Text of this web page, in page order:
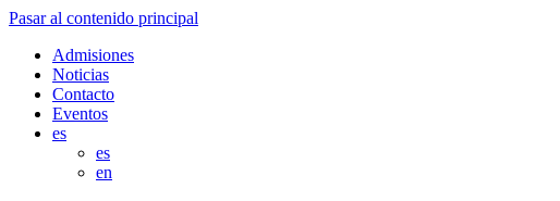
Pasar al contenido principal
Admisiones
Noticias
Contacto
Eventos
es
es
en